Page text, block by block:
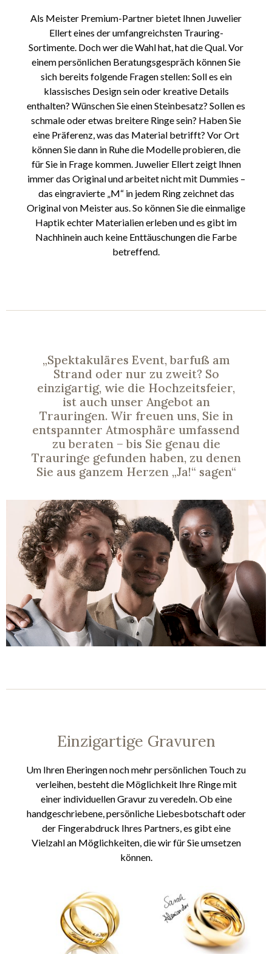
Als Meister Premium-Partner bietet Ihnen Juwelier
Ellert eines der umfangreichsten Trauring-
Sortimente. Doch wer die Wahl hat, hat die Qual. Vor
einem persönlichen Beratungsgespräch können Sie
sich bereits folgende Fragen stellen: Soll es ein
klassisches Design sein oder kreative Details
enthalten? Wünschen Sie einen Steinbesatz? Sollen es
schmale oder etwas breitere Ringe sein? Haben Sie
eine Präferenz, was das Material betrifft? Vor Ort
können Sie dann in Ruhe die Modelle probieren, die
für Sie in Frage kommen. Juwelier Ellert zeigt Ihnen
immer das Original und arbeitet nicht mit Dummies –
das eingravierte „M“ in jedem Ring zeichnet das
Original von Meister aus. So können Sie die einmalige
Haptik echter Materialien erleben und es gibt im
Nachhinein auch keine Enttäuschungen die Farbe
betreffend.
„Spektakuläres Event, barfuß am
Strand oder nur zu zweit? So
einzigartig, wie die Hochzeitsfeier,
ist auch unser Angebot an
Trauringen. Wir freuen uns, Sie in
entspannter Atmosphäre umfassend
zu beraten – bis Sie genau die
Trauringe gefunden haben, zu denen
Sie aus ganzem Herzen „Ja!“ sagen“
Einzigartige Gravuren
Um Ihren Eheringen noch mehr persönlichen Touch zu
verleihen, besteht die Möglichkeit Ihre Ringe mit
einer individuellen Gravur zu veredeln. Ob eine
handgeschriebene, persönliche Liebesbotschaft oder
der Fingerabdruck Ihres Partners, es gibt eine
Vielzahl an Möglichkeiten, die wir für Sie umsetzen
können.